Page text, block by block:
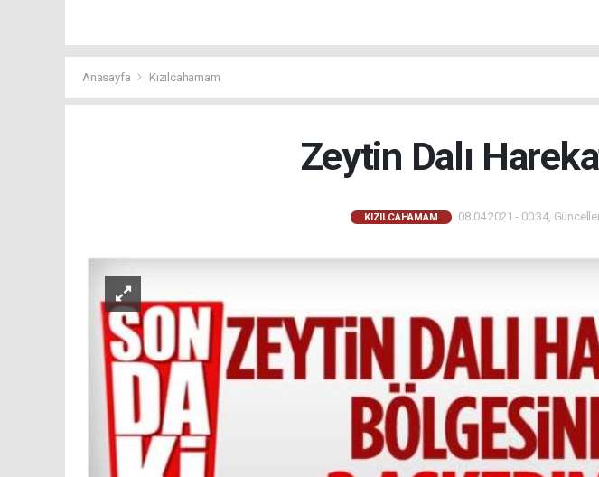
Anasayfa Kızılcahamam
Zeytin Dalı
KIZILCAHAMAM 08.04.2021 - 00:34,